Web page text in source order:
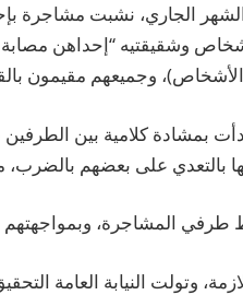
تبين أنه بتاريخ 10 من الشهر
وشقيقتيه “إحداهن
وجميعهم مقيمون
بمشادة كلامية بين
بالتعدي على بعضهم بالضرب،
المشاجرة، وبمواجهتهم
وتولت النيابة العامة